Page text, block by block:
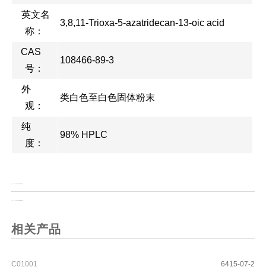
英文名
称：
3,8,11-Trioxa-5-azatridecan-13-oic acid
CAS
号：
108466-89-3
外
观：
类白色至白色固体粉末
纯
度：
98% HPLC
相关产品
C01001 6415-07-2